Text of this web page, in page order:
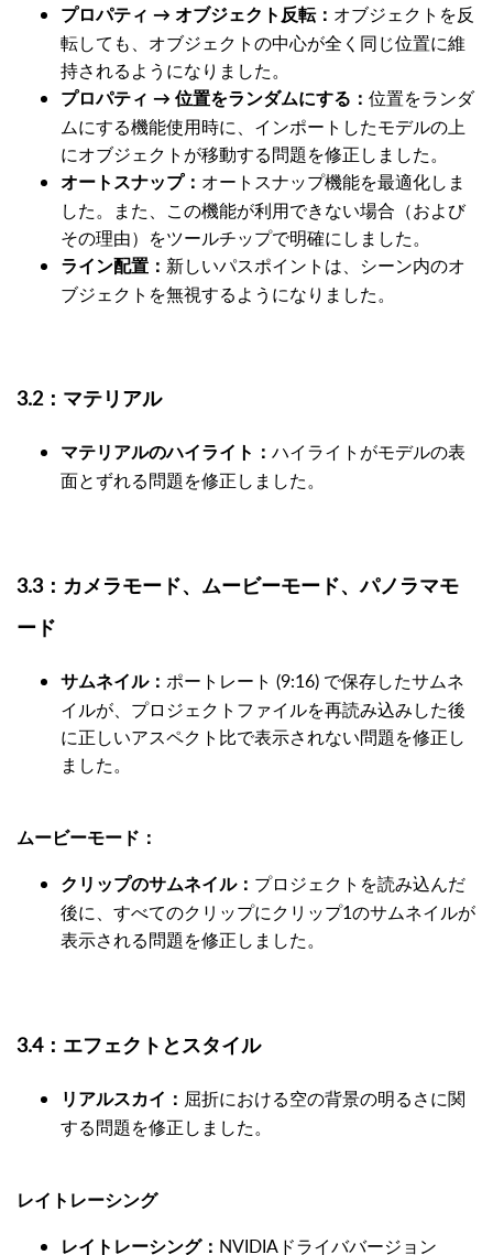
プロパティ → オブジェクト反転： オブジェクトを反
転しても、オブジェクトの中心が全く同じ位置に維
持されるようになりました。
プロパティ → 位置をランダムにする： 位置をランダ
ムにする機能使用時に、インポートしたモデルの上
にオブジェクトが移動する問題を修正しました。
オートスナップ： オートスナップ機能を最適化しま
した。また、この機能が利用できない場合（および
その理由）をツールチップで明確にしました。
ライン配置： 新しいパスポイントは、シーン内のオ
ブジェクトを無視するようになりました。
3.2：マテリアル
マテリアルのハイライト： ハイライトがモデルの表
面とずれる問題を修正しました。
3.3：カメラモード、ムービーモード、パノラマモ
ード
サムネイル： ポートレート (9:16) で保存したサムネ
イルが、プロジェクトファイルを再読み込みした後
に正しいアスペクト比で表示されない問題を修正し
ました。
ムービーモード：
クリップのサムネイル： プロジェクトを読み込んだ
後に、すべてのクリップにクリップ1のサムネイルが
表示される問題を修正しました。
3.4：エフェクトとスタイル
リアルスカイ： 屈折における空の背景の明るさに関
する問題を修正しました。
レイトレーシング
レイトレーシング： NVIDIAドライババージョン